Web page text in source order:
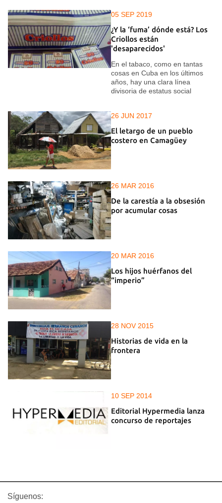
05 SEP 2019
¿Y la ‘fuma’ dónde está? Los
Criollos están
'desaparecidos'
En el tabaco, como en tantas
cosas en Cuba en los últimos
años, hay una clara línea
divisoria de estatus social
26 JUN 2017
El letargo de un pueblo
costero en Camagüey
26 MAR 2016
De la carestía a la obsesión
por acumular cosas
20 MAR 2016
Los hijos huérfanos del
“imperio”
28 NOV 2015
Historias de vida en la
frontera
10 SEP 2014
Editorial Hypermedia lanza
concurso de reportajes
Síguenos: